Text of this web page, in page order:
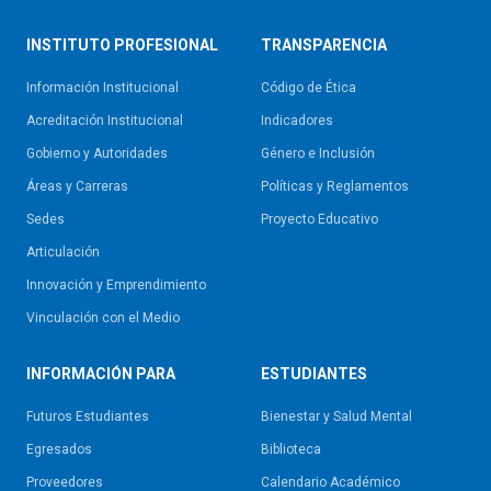
INSTITUTO PROFESIONAL
Información Institucional
Acreditación Institucional
Gobierno y Autoridades​
Áreas y Carreras
Sedes
Articulación
Innovación y Emprendimiento
Vinculación con el Medio
TRANSPARENCIA
Código de Ética
Indicadores
Género e Inclusión
Políticas y Reglamentos​
Proyecto Educativo
INFORMACIÓN PARA
Futuros Estudiantes
Egresados
Proveedores
ESTUDIANTES
Bienestar y Salud Mental
Biblioteca
Calendario Académico